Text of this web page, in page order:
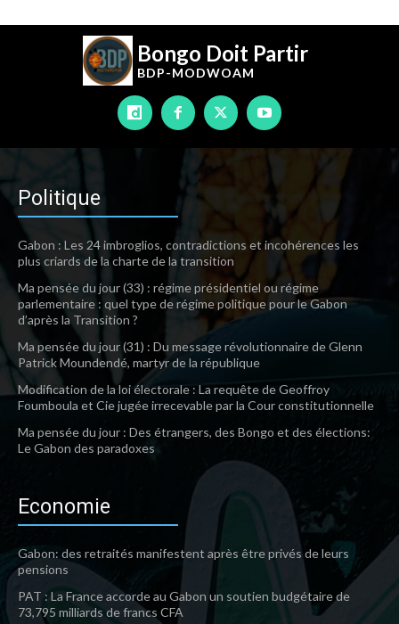
Bongo Doit Partir
BDP-MODWOAM
Politique
Gabon : Les 24 imbroglios, contradictions et incohérences les
plus criards de la charte de la transition
Ma pensée du jour (33) : régime présidentiel ou régime
parlementaire : quel type de régime politique pour le Gabon
d’après la Transition ?
Ma pensée du jour (31) : Du message révolutionnaire de Glenn
Patrick Moundendé, martyr de la république
Modification de la loi électorale : La requête de Geoffroy
Foumboula et Cie jugée irrecevable par la Cour constitutionnelle
Ma pensée du jour : Des étrangers, des Bongo et des élections:
Le Gabon des paradoxes
Economie
Gabon: des retraités manifestent après être privés de leurs
pensions
PAT : La France accorde au Gabon un soutien budgétaire de
73,795 milliards de francs CFA